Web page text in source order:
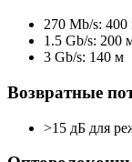
270 Mb/s: 400
1.5 Gb/s: 200
3 Gb/s: 140 м
Возвратные
>15 дБ для